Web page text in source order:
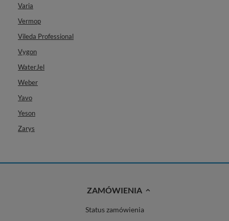
Varia
Vermop
Vileda Professional
Vygon
WaterJel
Weber
Yavo
Yeson
Zarys
ZAMÓWIENIA
Status zamówienia